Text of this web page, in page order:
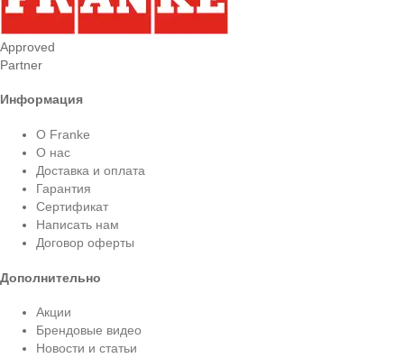
Approved
Partner
Информация
О Franke
О нас
Доставка и оплата
Гарантия
Сертификат
Написать нам
Договор оферты
Дополнительно
Акции
Брендовые видео
Новости и статьи